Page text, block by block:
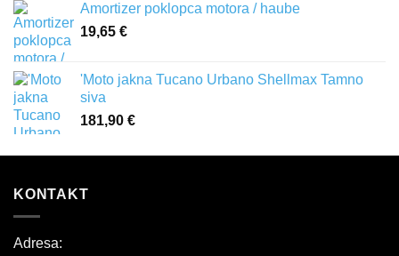
Amortizer poklopca motora / haube
19,65 €
'Moto jakna Tucano Urbano Shellmax Tamno
siva
181,90 €
KONTAKT
Adresa: